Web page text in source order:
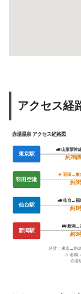
アクセス経
赤湯温泉 アクセス経路図
東京駅
羽田空港
仙台駅
新潟駅
🚄 山形新幹
約2時
✈ 羽田→東
約2
🚄 仙台→福
約1
🚌 新潟→
約3
合計：東京→約
⚠ 冬期
赤湯